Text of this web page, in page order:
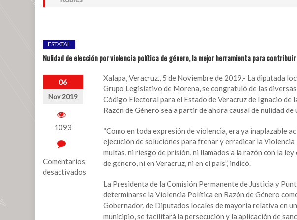
ESTATAL
Nulidad de elección por violencia política de género, la mejor herramienta para
06
Nov 2019
1093
Comentarios
desactivados
Xalapa, Veracruz., 5 de Noviembre de 2019.- La diputada
Grupo Legislativo de Morena, se congratuló de las
Código Electoral para el Estado de Veracruz de Ignacio de
Razón de Género sea a partir de ahora causal de nulidad de
“Como en toda expresión de violencia, era ya inaplazable
ejecución de soluciones para frenar y erradicar la
multas, ni riesgo de prisión, ni llamados a la razón con la
de género, ni en Veracruz, ni en el país”, indicó.
La Presidenta de la Comisión Permanente de Justicia y
determinarse la Violencia Política en Razón de Género
Gobernador, de Diputados locales de mayoría relativa en
municipio, se facilitará la persecución y la aplicación de